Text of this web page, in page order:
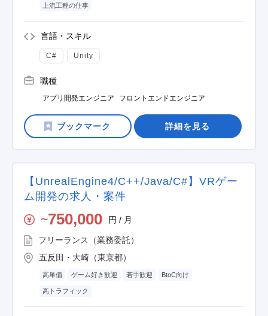
上流工程の仕事
言語・スキル
C# Unity
職種
アプリ開発エンジニア フロントエンドエンジニア
詳細を見る
【UnrealEngine4/C++/Java/C#】VRゲー
ム開発の求人・案件
〜750,000 円 / 月
フリーランス（業務委託）
五反田・大崎（東京都）
高単価 ゲーム好き歓迎 若手歓迎 BtoC向け
高トラフィック